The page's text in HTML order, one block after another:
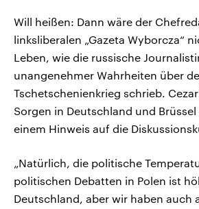
Will heißen: Dann wäre der
linksliberalen „Gazeta Wyborcza“
Leben, wie die russische
unangenehmer Wahrheiten über
Tschetschenienkrieg schrieb.
Sorgen in Deutschland und
einem Hinweis auf die
„Natürlich, die politische
politischen Debatten in Polen ist
Deutschland, aber wir haben auch